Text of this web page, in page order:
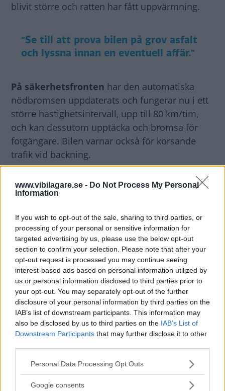
www.vibilagare.se - Do Not Process My Personal
Information
If you wish to opt-out of the sale, sharing to third parties, or
processing of your personal or sensitive information for
targeted advertising by us, please use the below opt-out
section to confirm your selection. Please note that after your
opt-out request is processed you may continue seeing
interest-based ads based on personal information utilized by
us or personal information disclosed to third parties prior to
your opt-out. You may separately opt-out of the further
disclosure of your personal information by third parties on the
IAB’s list of downstream participants. This information may
also be disclosed by us to third parties on the IAB’s List of
Downstream Participants that may further disclose it to other
Please note that this website/app uses one or more Google
not limited to your visit or usage behaviour. You may click to
Personal Data Processing Opt Outs
Google consents
blivit större och ratten har fått uppvärmning.
"Se till att prova bilen på grov asfalt
och lyssna innan en eventuell affär."
På säkerhetsfronten har den automatiska
nödbromsen uppdaterats och fungerar nu i ett
större hastighetsintervall, upp till 80 km/tim,
och kan dessutom upptäcka och bromsa för
fotgängare. Bilen varnar också för korsande
trafik vid backning.
En annan nyhet är G-Vectoring Control. Det är
ett elektroniskt system som justerar motorns
bak i bilen. Genom att minska momentet när
föraren svänger på ratten hamnar mer vikt på
framhjulen, vilket ska ge mer grepp och
stabilare kurvtagning. Om det märks? Nja, inte
direkt. Mazda 3 var redan tidigare en av
Golfklassens mest körglada bilar och det
intrycket består. Kvick styrning, exakt manuell
växellåda och låg sittposition bidrar till
inspirerande köregenskaper. För 14 000 kronor
officiella siffrorna ökar dock förbrukningen med
15 procent.